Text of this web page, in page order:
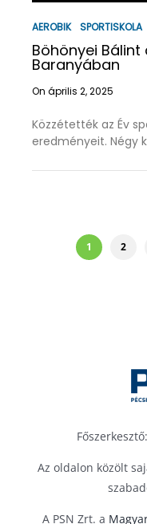
AEROBIK SPORTISKOLA
Böhönyei
Baranyában
On április 2, 2025
Közzétették az Év
eredményeit. Négy
1 2
Az oldalon közölt
A PSN Zrt. a